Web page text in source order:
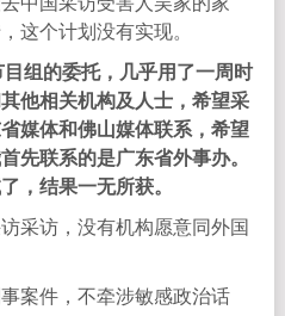
这个计划没有实现。
组的委托，几乎用了一周时
他相关机构及人士，希望采
媒体和佛山媒体联系，希望
先联系的是广东省外事办。
，结果一无所获。
采访，没有机构愿意同外国
案件，不牵涉敏感政治话